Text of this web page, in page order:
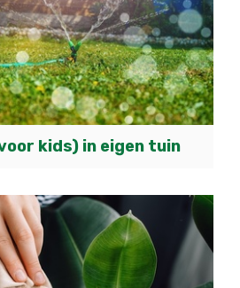
kids) in eigen tuin